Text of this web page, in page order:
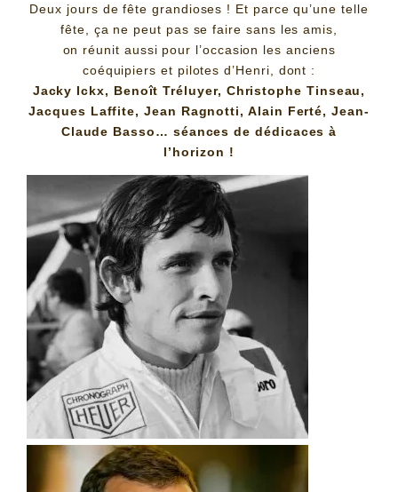
Deux jours de fête grandioses ! Et parce qu’une telle
fête, ça ne peut pas se faire sans les amis,
on réunit aussi pour l’occasion les anciens
coéquipiers et pilotes d’Henri, dont :
Jacky Ickx, Benoît Tréluyer, Christophe Tinseau,
Jacques Laffite, Jean Ragnotti, Alain Ferté,Jean-
Claude Basso… séances de dédicaces à
l’horizon !